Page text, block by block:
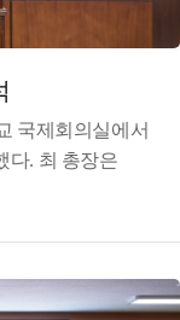
국제회의실에서
다. 최 총장은